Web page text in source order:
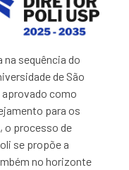
na sequência do
de São
como
para os
o processo de
se propõe a
no horizonte